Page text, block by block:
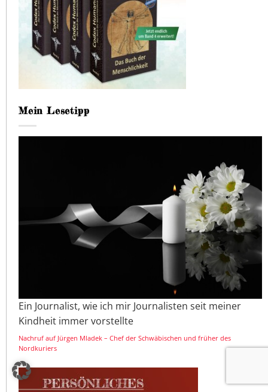
Mein Lesetipp
Ein Journalist, wie ich mir Journalisten seit meiner
Kindheit immer vorstellte
Nachruf auf Jürgen Mladek – Chef der Schwäbischen und früher des
Nordkuriers